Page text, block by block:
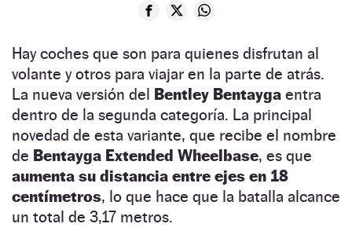
Hay coches que son para quienes disfrutan al
volante y otros para viajar en la parte de atrás.
La nueva versión del Bentley Bentayga entra
dentro de la segunda categoría. La principal
novedad de esta variante, que recibe el nombre
de Bentayga Extended Wheelbase, es que
aumenta su distancia entre ejes en 18
centímetros, lo que hace que la batalla alcance
un total de 3,17 metros.